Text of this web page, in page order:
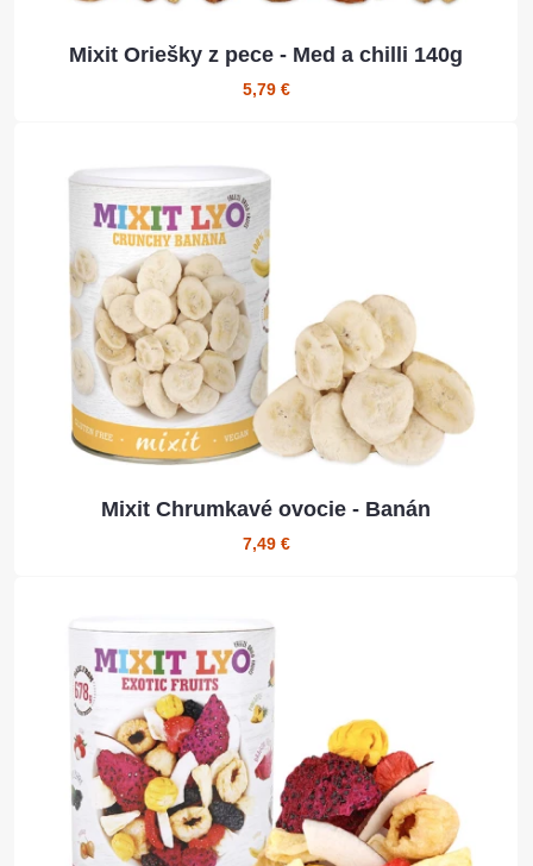
Mixit Oriešky z pece - Med a chilli 140g
5,79 €
Mixit Chrumkavé ovocie - Banán
7,49 €